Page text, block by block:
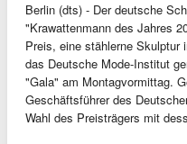
Berlin (dts) - Der deutsche
"Krawattenmann des Jahres
Preis, eine stählerne Skulptur
das Deutsche Mode-Institut
"Gala" am Montagvormittag.
Geschäftsführer des
Wahl des Preisträgers mit